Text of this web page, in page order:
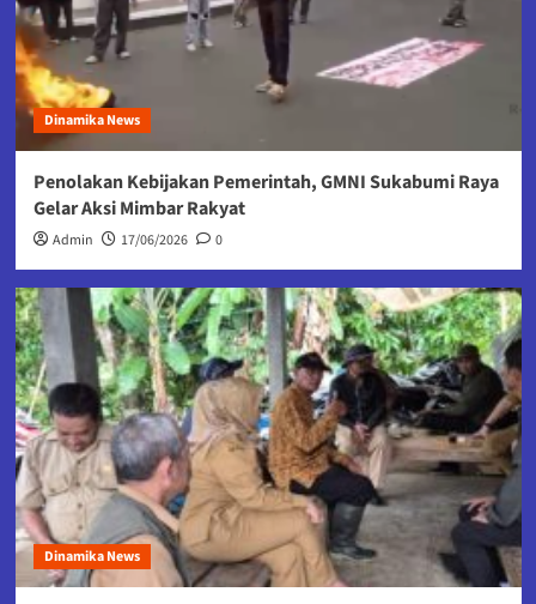
Dinamika News
Penolakan Kebijakan Pemerintah, GMNI Sukabumi Raya
Gelar Aksi Mimbar Rakyat
Admin 17/06/2026 0
Dinamika News